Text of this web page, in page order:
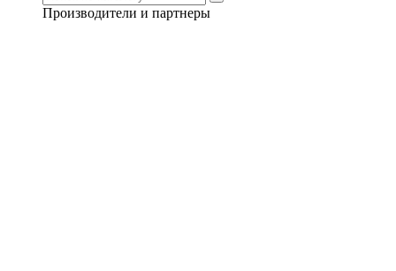
Производители и партнеры